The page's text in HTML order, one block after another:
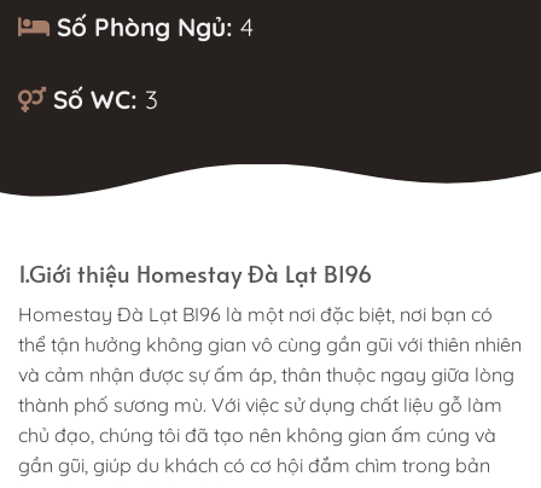
Số Phòng Ngủ: 4
Số WC: 3
1.Giới thiệu Homestay Đà Lạt BI96
Homestay Đà Lạt BI96 là một nơi đặc biệt, nơi bạn có
thể tận hưởng không gian vô cùng gần gũi với thiên nhiên
và cảm nhận được sự ấm áp, thân thuộc ngay giữa lòng
thành phố sương mù. Với việc sử dụng chất liệu gỗ làm
chủ đạo, chúng tôi đã tạo nên không gian ấm cúng và
gần gũi, giúp du khách có cơ hội đắm chìm trong bản